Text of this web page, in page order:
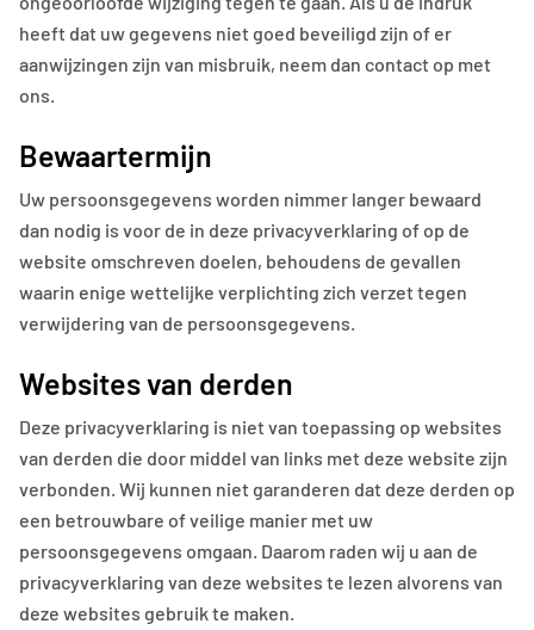
heeft dat uw gegevens niet goed beveiligd zijn of er
aanwijzingen zijn van misbruik, neem dan contact op met
ons.
Bewaartermijn
Uw persoonsgegevens worden nimmer langer bewaard
dan nodig is voor de in deze privacyverklaring of op de
website omschreven doelen, behoudens de gevallen
waarin enige wettelijke verplichting zich verzet tegen
verwijdering van de persoonsgegevens.
Websites van derden
Deze privacyverklaring is niet van toepassing op websites
van derden die door middel van links met deze website zijn
verbonden. Wij kunnen niet garanderen dat deze derden op
een betrouwbare of veilige manier met uw
persoonsgegevens omgaan. Daarom raden wij u aan de
privacyverklaring van deze websites te lezen alvorens van
deze websites gebruik te maken.